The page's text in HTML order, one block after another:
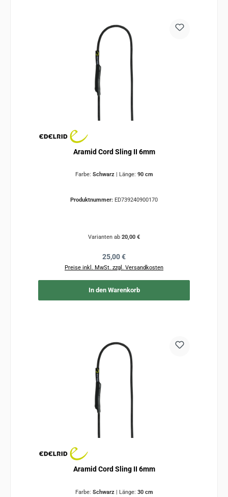
Aramid Cord Sling II 6mm
Farbe: Schwarz Länge: 90 cm
Produktnummer: ED739240900170
Varianten ab 20,00 €
Regulärer Preis:
25,00 €
Preise inkl. MwSt. zzgl. Versandkosten
In den Warenkorb
Aramid Cord Sling II 6mm
Farbe: Schwarz | Länge: 30 cm